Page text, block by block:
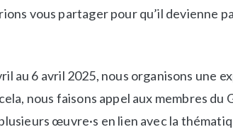
vous partager pour qu’il devienne
au 6 avril 2025, nous organisons une
nous faisons appel aux membres du
œuvre·s en lien avec la